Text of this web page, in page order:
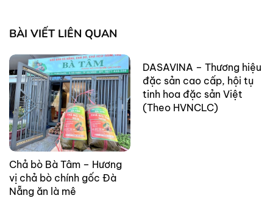
BÀI VIẾT LIÊN QUAN
Chả bò Bà Tâm – Hương
vị chả bò chính gốc Đà
Nẵng ăn là mê
DASAVINA – Thương hiệu
đặc sản cao cấp, hội tụ
tinh hoa đặc sản Việt
(Theo HVNCLC)